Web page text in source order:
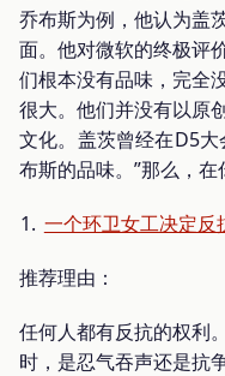
乔布斯为例，他认为盖
面。他对微软的终极评
们根本没有品味，完全
很大。他们并没有以原
文化。盖茨曾经在D5
布斯的品味。”那么，
一个环卫女工决定反
推荐理由：
任何人都有反抗的权利
时，是忍气吞声还是抗